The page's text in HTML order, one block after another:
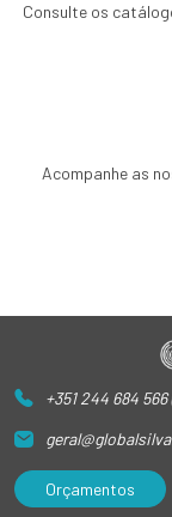
Consulte os
Acompanhe as
+351 244 684
Orçamentos